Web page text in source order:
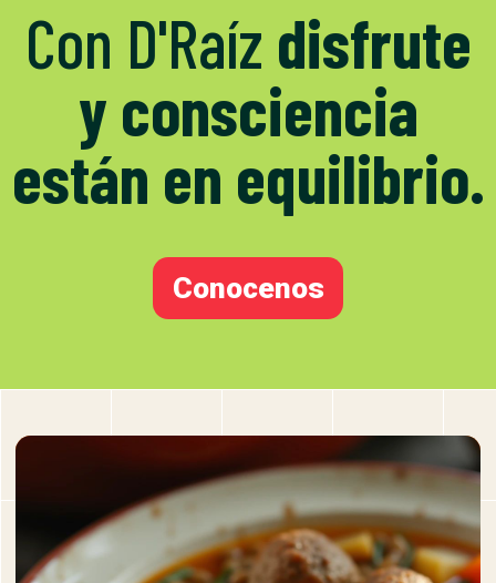
Con D'Raíz disfrute
y consciencia
están en equilibrio.
Conocenos